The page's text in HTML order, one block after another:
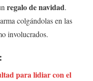
regalo de navidad.
colgándolas en las
involucrados.
para lidiar con el